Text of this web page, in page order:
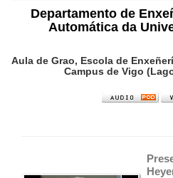
Departamento de
Automática da
Aula de Grao, Escola de
Campus de Vigo